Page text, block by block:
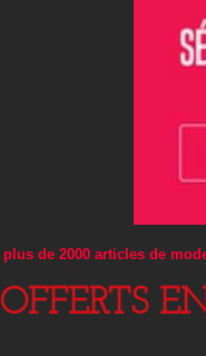
de 2000 articles de
OFFERTS